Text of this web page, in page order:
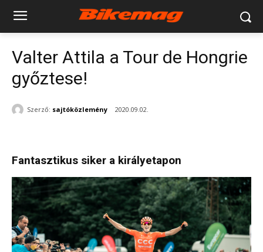
Valter Attila a Tour de Hongrie
győztese!
Szerző: sajtóközlemény 2020.09.02.
Fantasztikus siker a királyetapon